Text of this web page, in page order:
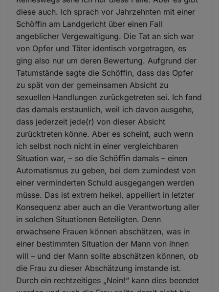
diese auch. Ich sprach vor Jahrzehnten mit einer
Schöffin am Landgericht über einen Fall
angeblicher Vergewaltigung. Die Tat an sich war
von Opfer und Täter identisch vorgetragen, es
ging also nur um deren Bewertung. Aufgrund der
Tatumstände sagte die Schöffin, dass das Opfer
zu spät von der gemeinsamen Absicht zu
sexuellen Handlungen zurückgetreten sei. Ich fand
das damals erstaunlich, weil ich davon ausgehe,
dass jederzeit jede(r) von dieser Absicht
zurücktreten könne. Aber es scheint, auch wenn
ich selbst noch nicht in einer vergleichbaren
Situation war, – so die Schöffin damals – einen
Automatismus zu geben, bei dem zumindest von
einer verminderten Schuld ausgegangen werden
müsse. Das ist extrem heikel, appelliert in letzter
Konsequenz aber auch an die Verantwortung aller
in solchen Situationen Beteiligten. Denn
erwachsene Frauen können abschätzen, was in
einer bestimmten Situation der Mann von ihnen
will – und der Mann sollte abschätzen können, ob
die Frau zu dieser Abschätzung imstande ist.
Durch ein rechtzeitiges „Nein!“ kann dies beendet